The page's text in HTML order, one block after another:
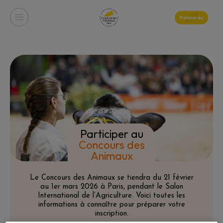
Palmarès
Participer au
Concours des
Animaux
Le Concours des Animaux se tiendra du 21 février
au 1er mars 2026 à Paris, pendant le Salon
International de l’Agriculture. Voici toutes les
informations à connaître pour préparer votre
inscription.